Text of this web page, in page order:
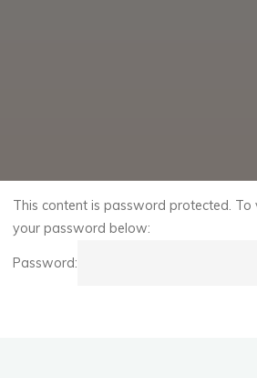
This content is password protected. To
your password below:
Password: